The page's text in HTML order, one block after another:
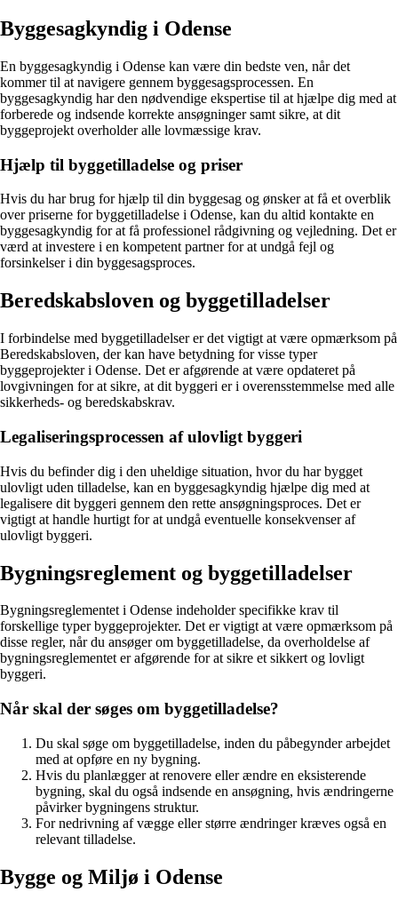
Byggesagkyndig i Odense
En byggesagkyndig i Odense kan være din bedste ven, når det
kommer til at navigere gennem byggesagsprocessen. En
byggesagkyndig har den nødvendige ekspertise til at hjælpe dig med at
forberede og indsende korrekte ansøgninger samt sikre, at dit
byggeprojekt overholder alle lovmæssige krav.
Hjælp til byggetilladelse og priser
Hvis du har brug for hjælp til din byggesag og ønsker at få et overblik
over priserne for byggetilladelse i Odense, kan du altid kontakte en
byggesagkyndig for at få professionel rådgivning og vejledning. Det er
værd at investere i en kompetent partner for at undgå fejl og
forsinkelser i din byggesagsproces.
Beredskabsloven og byggetilladelser
I forbindelse med byggetilladelser er det vigtigt at være opmærksom på
Beredskabsloven, der kan have betydning for visse typer
byggeprojekter i Odense. Det er afgørende at være opdateret på
lovgivningen for at sikre, at dit byggeri er i overensstemmelse med alle
sikkerheds- og beredskabskrav.
Legaliseringsprocessen af ulovligt byggeri
Hvis du befinder dig i den uheldige situation, hvor du har bygget
ulovligt uden tilladelse, kan en byggesagkyndig hjælpe dig med at
legalisere dit byggeri gennem den rette ansøgningsproces. Det er
vigtigt at handle hurtigt for at undgå eventuelle konsekvenser af
ulovligt byggeri.
Bygningsreglement og byggetilladelser
Bygningsreglementet i Odense indeholder specifikke krav til
forskellige typer byggeprojekter. Det er vigtigt at være opmærksom på
disse regler, når du ansøger om byggetilladelse, da overholdelse af
bygningsreglementet er afgørende for at sikre et sikkert og lovligt
byggeri.
Når skal der søges om byggetilladelse?
Du skal søge om byggetilladelse, inden du påbegynder arbejdet
med at opføre en ny bygning.
Hvis du planlægger at renovere eller ændre en eksisterende
bygning, skal du også indsende en ansøgning, hvis ændringerne
påvirker bygningens struktur.
For nedrivning af vægge eller større ændringer kræves også en
relevant tilladelse.
Bygge og Miljø i Odense